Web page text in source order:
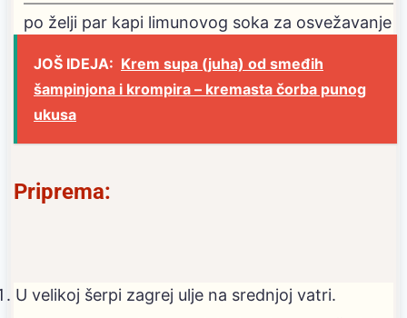
po želji par kapi limunovog soka za osvežavanje
JOŠ IDEJA: Krem supa (juha) od smeđih
šampinjona i krompira – kremasta čorba punog
ukusa
Priprema:
U velikoj šerpi zagrej ulje na srednjoj vatri.